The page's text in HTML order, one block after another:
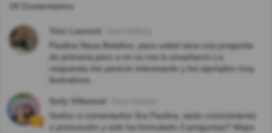
19 Comentarios
Trixi Laurent
Paulina Nava Bolaños, para usted sera una pregunta
de primaria,pero a mi no me lo enseñaron.La
respuesta me parecio interesante y los ejemplos muy
ilustrativos.
Sofy Villarreal
Vuelvo a comentarlos Sra Paulina, tanto conocimiento
o presunción y solo ha formulado 3 preguntas? Mejor